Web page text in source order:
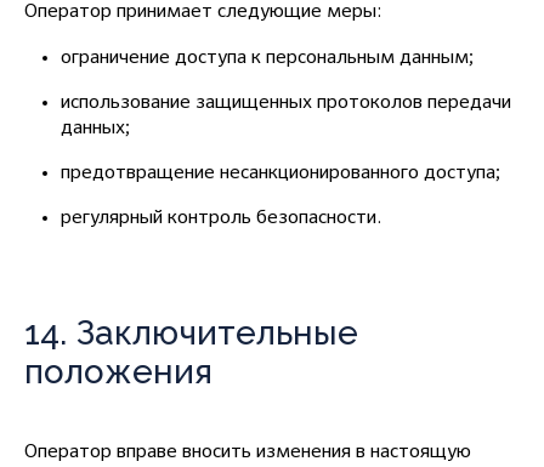
Оператор принимает следующие меры:
ограничение доступа к персональным данным;
использование защищенных протоколов передачи
данных;
предотвращение несанкционированного доступа;
регулярный контроль безопасности.
14. Заключительные
положения
Оператор вправе вносить изменения в настоящую